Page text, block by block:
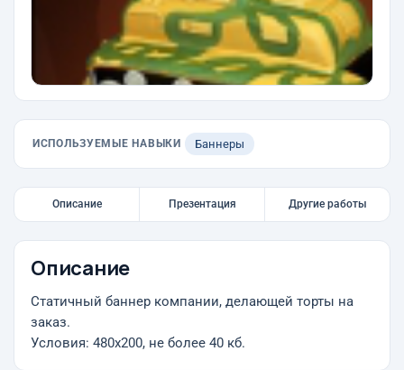
ИСПОЛЬЗУЕМЫЕ НАВЫКИ Баннеры
Описание Презентация Другие работы
Описание
Статичный баннер компании, делающей торты на
заказ.
Условия: 480х200, не более 40 кб.